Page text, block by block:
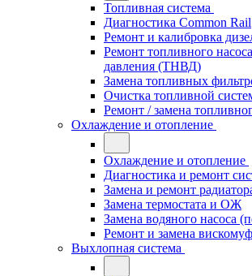
Топливная система
Диагностика Common Rail
Ремонт и калибровка
Ремонт топливного
давления (ТНВД)
Замена топливных
Очистка топливной
Ремонт / замена
Охлаждение и отопление
Охлаждение и отопление
Диагностика и ремонт
Замена и ремонт
Замена термостата и ОЖ
Замена водяного насоса
Ремонт и замена
Выхлопная система